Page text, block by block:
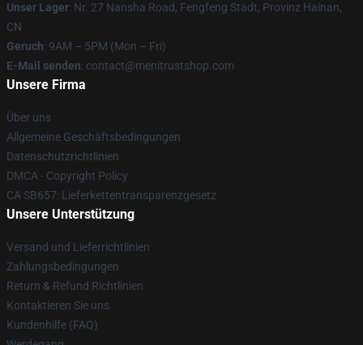
Unser Lager: Nr. 27 Nansha Road, Fengfeng Stadt, Provinz Hainan,
CN
Geruch: 9AM – 5PM (Mon – Fri)
E-Mail senden: contact@menitrustshop.com
Unsere Firma
Über uns
Allgemeine Geschäftsbedingungen
Datenschutzrichtlinien
DMCA - Copyright Policy
CA SB657: Lieferkettentransparenzgesetz
Unsere Unterstützung
Versand und Lieferrichtlinien
Zahlungsbedingungen
Return & Refund Richtlinien
Kontaktieren Sie uns
Kundenhilfe (FAQ)